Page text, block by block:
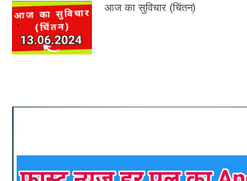
आज का सुविचार (चिंतन)